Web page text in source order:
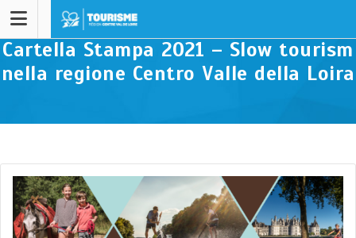
Cartella Stampa 2021 – Slow tourism
nella regione Centro Valle della Loira